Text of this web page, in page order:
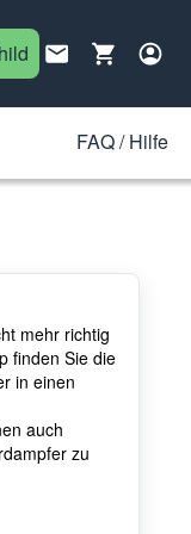
FAQ / Hilfe
mehr richtig
finden Sie die
in einen
auch
zu